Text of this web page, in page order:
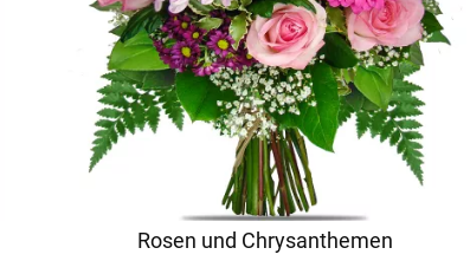
Rosen und Chrysanthemen